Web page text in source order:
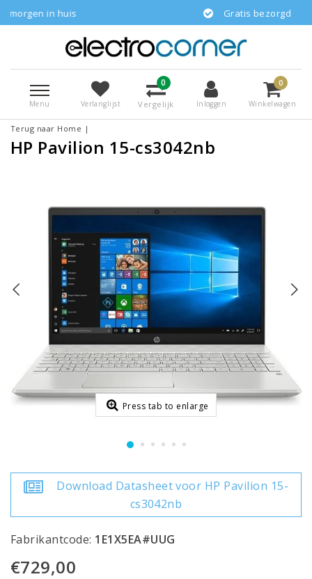
Gratis bezorgd
Menu Verlanglijst
0
Vergelijk Inloggen
0
Winkelwagen
Terug naar Home |
HP Pavilion 15-cs3042nb
Press tab to enlarge
Download Datasheet voor HP Pavilion 15-
cs3042nb
Fabrikantcode: 1E1X5EA#UUG
€729,00